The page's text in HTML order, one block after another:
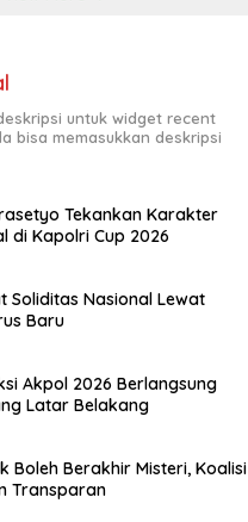
untuk widget recent
bisa memasukkan deskripsi
Tekankan Karakter
di Kapolri Cup 2026
Soliditas Nasional Lewat
Baru
Akpol 2026 Berlangsung
Latar Belakang
Boleh Berakhir Misteri, Koalisi
Transparan